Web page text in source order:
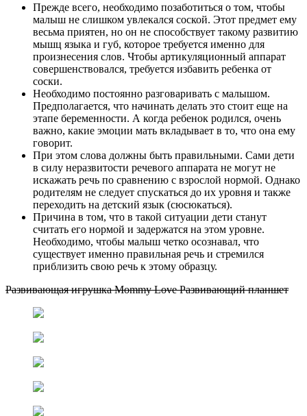
Прежде всего, необходимо позаботиться о том, чтобы
малыш не слишком увлекался соской. Этот предмет ему
весьма приятен, но он не способствует такому развитию
мышц языка и губ, которое требуется именно для
произнесения слов. Чтобы артикуляционный аппарат
совершенствовался, требуется избавить ребенка от
соски.
Необходимо постоянно разговаривать с малышом.
Предполагается, что начинать делать это стоит еще на
этапе беременности. А когда ребенок родился, очень
важно, какие эмоции мать вкладывает в то, что она ему
говорит.
При этом слова должны быть правильными. Сами дети
в силу неразвитости речевого аппарата не могут не
искажать речь по сравнению с взрослой нормой. Однако
родителям не следует спускаться до их уровня и также
переходить на детский язык (сюсюкаться).
Причина в том, что в такой ситуации дети станут
считать его нормой и задержатся на этом уровне.
Необходимо, чтобы малыш четко осознавал, что
существует именно правильная речь и стремился
приблизить свою речь к этому образцу.
Развивающая игрушка Mommy Love Развивающий планшет